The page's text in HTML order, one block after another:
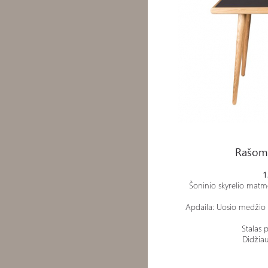
Šoninio skyrelio
Apdaila: Uosio
Stalas